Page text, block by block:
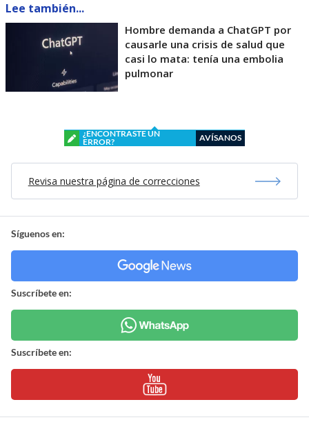
Lee también...
Hombre demanda a ChatGPT por
causarle una crisis de salud que
casi lo mata: tenía una embolia
pulmonar
¿ENCONTRASTE UN
ERROR?
AVÍSANOS
Revisa nuestra página de correcciones
Síguenos en:
Suscríbete en:
Suscríbete en: